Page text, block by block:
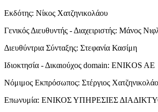
Εκδότης: Νίκος Χατζηνικολάου
Γενικός Διευθυντής - Διαχειριστής: Μάνος
Διευθύντρια Σύνταξης: Στεφανία Κασίμη
Ιδιοκτησία - Δικαιούχος domain: ENIKOS AE
Νόμιμος Εκπρόσωπος: Στέργιος
Επωνυμία: ΕΝΙΚΟΣ ΥΠΗΡΕΣΙΕΣ